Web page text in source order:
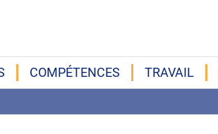
COMPÉTENCES TRAVAIL